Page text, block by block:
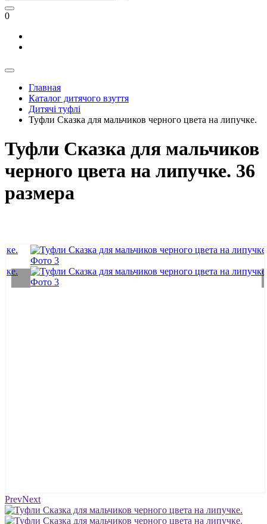
0
Главная
Каталог дитячого взуття
Дитячі туфлі
Туфли Сказка для мальчиков черного цвета на липучке.
Туфли Сказка для мальчиков
черного цвета на липучке. 36
размера
PrevNext